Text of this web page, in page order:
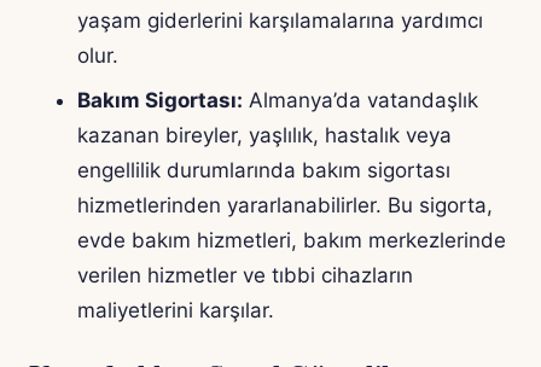
yaşam giderlerini karşılamalarına yardımcı
olur.
Bakım Sigortası: Almanya’da vatandaşlık
kazanan bireyler, yaşlılık, hastalık veya
engellilik durumlarında bakım sigortası
hizmetlerinden yararlanabilirler. Bu sigorta,
evde bakım hizmetleri, bakım merkezlerinde
verilen hizmetler ve tıbbi cihazların
maliyetlerini karşılar.